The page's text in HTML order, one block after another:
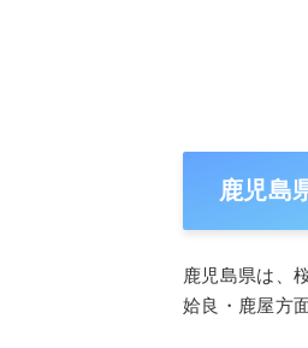
鹿児島
鹿児島県は、
姶良・鹿屋方